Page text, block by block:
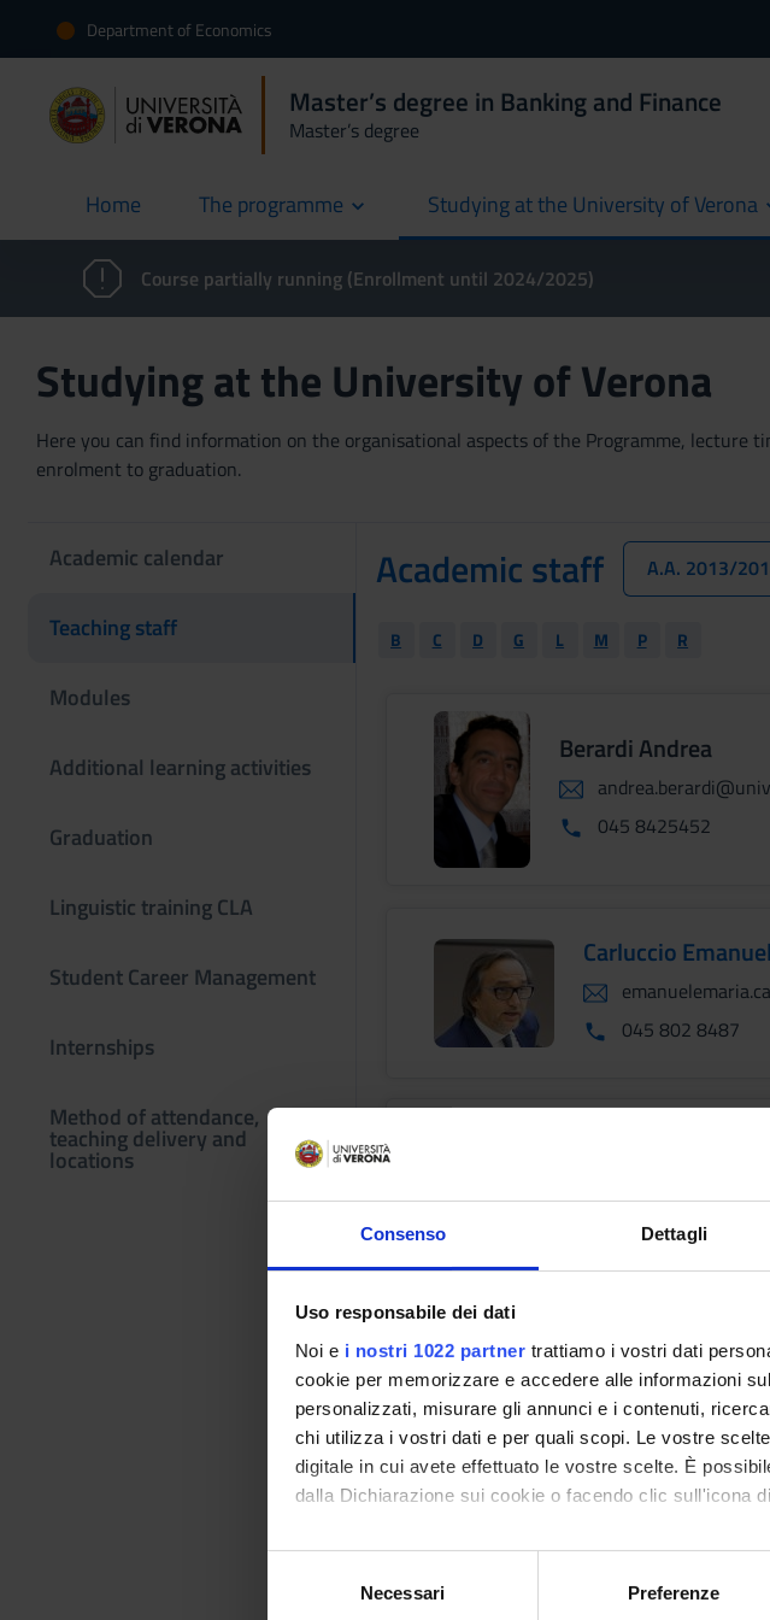
Consenso Dettagli
Uso responsabile dei dati
Noi e i nostri 1022 partner trattiamo i vostri dati
cookie per memorizzare e accedere alle informazioni
personalizzati, misurare gli annunci e i contenuti,
chi utilizza i vostri dati e per quali scopi. Le vostre
digitale in cui avete effettuato le vostre scelte. È
dalla Dichiarazione sui cookie o facendo clic sull'icona
Con il tuo consenso, vorremmo anche:
raccogliere informazioni sulla tua posizione
Necessari Preferenze
Department of Economics
Master’s degree in Banking and Finance
Master’s degree
Home
current The programme Studying at the University of Verona
Course partially running (Enrollment until 2024/2025)
Studying at the University of Verona
Here you can find information on the organisational aspects of the Programme,
enrolment to graduation.
Academic calendar
Teaching staff
Modules
Additional learning activities
Graduation
Linguistic training CLA
Student Career Management
Internships
Method of attendance,
teaching delivery and
locations
Academic staff A.A. 2013/
B C D G L M P R
Berardi Andrea
045 8425452
Carluccio
045 802 8487
045 802 8226
Lubian Diego
045 802 8419
Minozzo Marco